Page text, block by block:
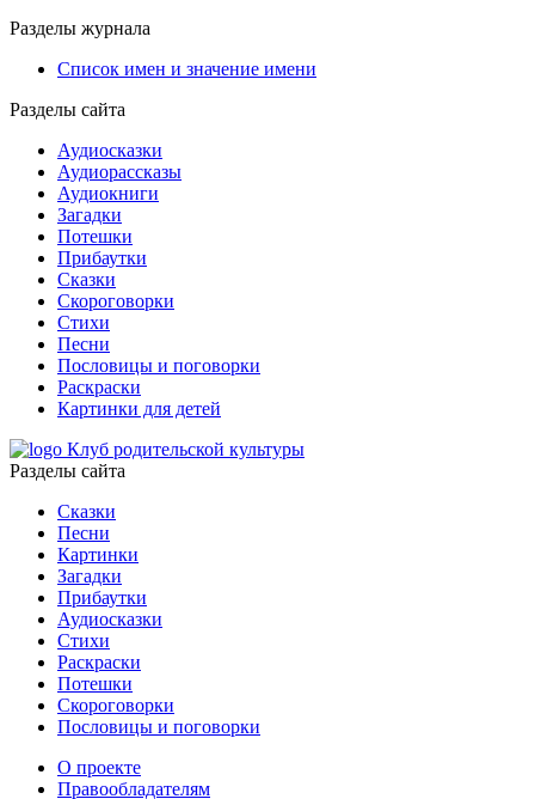
Разделы журнала
Список имен и значение имени
Разделы сайта
Аудиосказки
Аудиорассказы
Аудиокниги
Загадки
Потешки
Прибаутки
Сказки
Скороговорки
Стихи
Песни
Пословицы и поговорки
Раскраски
Картинки для детей
Клуб родительской культуры
Разделы сайта
Сказки
Песни
Картинки
Загадки
Прибаутки
Аудиосказки
Стихи
Раскраски
Потешки
Скороговорки
Пословицы и поговорки
О проекте
Правообладателям